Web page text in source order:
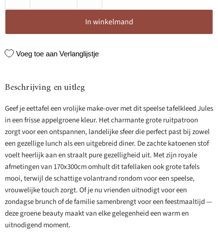
In winkelmand
Voeg toe aan Verlanglijstje
Beschrijving en uitleg
Geef je eettafel een vrolijke make-over met dit speelse tafelkleed Jules
in een frisse appelgroene kleur. Het charmante grote ruitpatroon
zorgt voor een ontspannen, landelijke sfeer die perfect past bij zowel
een gezellige lunch als een uitgebreid diner. De zachte katoenen stof
voelt heerlijk aan en straalt pure gezelligheid uit. Met zijn royale
afmetingen van 170x300cm omhult dit tafellaken ook grote tafels
mooi, terwijl de schattige volantrand rondom voor een speelse,
vrouwelijke touch zorgt. Of je nu vrienden uitnodigt voor een
zondagse brunch of de familie samenbrengt voor een feestmaaltijd —
deze groene beauty maakt van elke gelegenheid een warm en
uitnodigend moment.